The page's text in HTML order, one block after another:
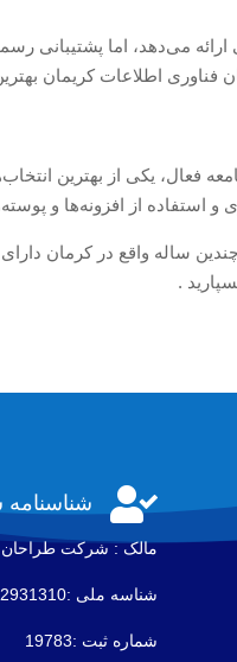
می‌دهد، اما پشتیبانی
اطلاعات کریمان
فعال، یکی از بهترین
و استفاده از افزونه‌ها و
چندین ساله واقع در کرمان
.

مالک : شرکت طراحان
شناسه ملی :14012931310
شماره ثبت :19783